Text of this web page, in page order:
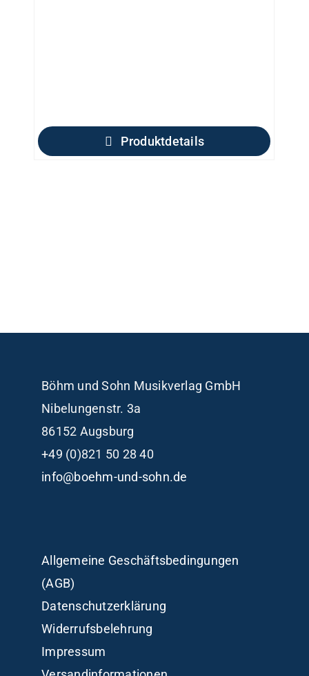
Produktdetails
Böhm und Sohn Musikverlag GmbH
Nibelungenstr. 3a
86152 Augsburg
+49 (0)821 50 28 40
info@boehm-und-sohn.de
Allgemeine Geschäftsbedingungen
(AGB)
Datenschutzerklärung
Widerrufsbelehrung
Impressum